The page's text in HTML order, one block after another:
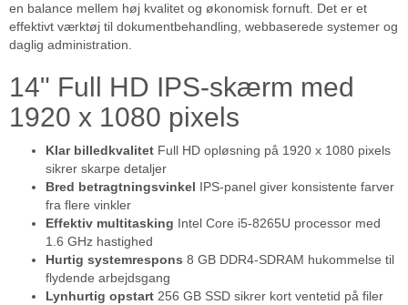
en balance mellem høj kvalitet og økonomisk fornuft. Det er et
effektivt værktøj til dokumentbehandling, webbaserede systemer og
daglig administration.
14" Full HD IPS-skærm med
1920 x 1080 pixels
Klar billedkvalitet Full HD opløsning på 1920 x 1080 pixels
sikrer skarpe detaljer
Bred betragtningsvinkel IPS-panel giver konsistente farver
fra flere vinkler
Effektiv multitasking Intel Core i5-8265U processor med
1.6 GHz hastighed
Hurtig systemrespons 8 GB DDR4-SDRAM hukommelse til
flydende arbejdsgang
Lynhurtig opstart 256 GB SSD sikrer kort ventetid på filer